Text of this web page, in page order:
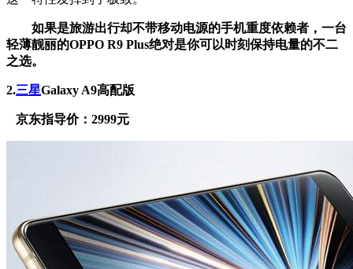
如果是旅游出行却不带移动电源的手机重度依赖者，一台
轻薄靓丽的OPPO R9 Plus绝对是你可以时刻保持电量的不二
之选。
2.三星Galaxy A9高配版
京东指导价：2999元